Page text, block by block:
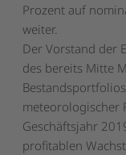
Prozent auf
weiter.
Der Vorstand der
des bereits Mitte
meteorologischer
Geschäftsjahr
profitablen